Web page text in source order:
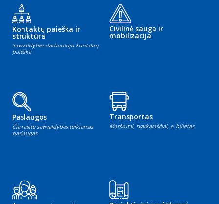
Kontaktų paieška ir
struktūra
Savivaldybės darbuotojų kontaktų
paieška
Civilinė sauga ir
mobilizacija
Paslaugos
Čia rasite savivaldybės teikiamas
paslaugas
Transportas
Maršrutai, tvarkaraščiai, e. bilietas